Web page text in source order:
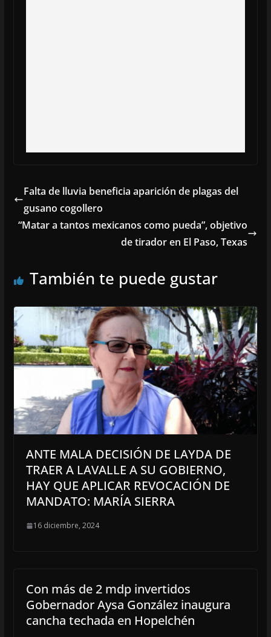
Falta de lluvia beneficia aparición de plagas del
gusano cogollero
“Matar a tantos mexicanos como pueda”, objetivo
de tirador en El Paso, Texas
También te puede gustar
ANTE MALA DECISIÓN DE LAYDA DE
TRAER A LAVALLE A SU GOBIERNO,
HAY QUE APLICAR REVOCACIÓN DE
MANDATO: MARÍA SIERRA
16 diciembre, 2024
Con más de 2 mdp invertidos
Gobernador Aysa González inaugura
cancha techada en Hopelchén